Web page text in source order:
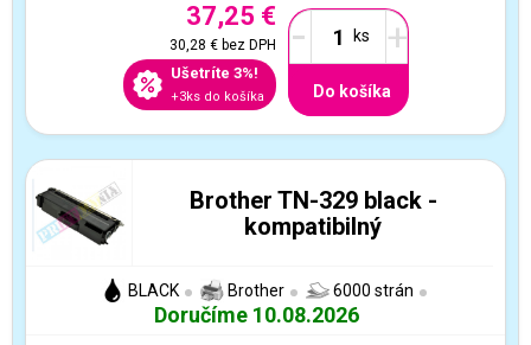
37,25 €
30,28 €bez DPH
Ušetríte 3%!
+3ks do košíka
- +
Do košíka
Brother TN-329 black -
kompatibilný
BLACK Brother 6000 strán
Doručíme 10.08.2026